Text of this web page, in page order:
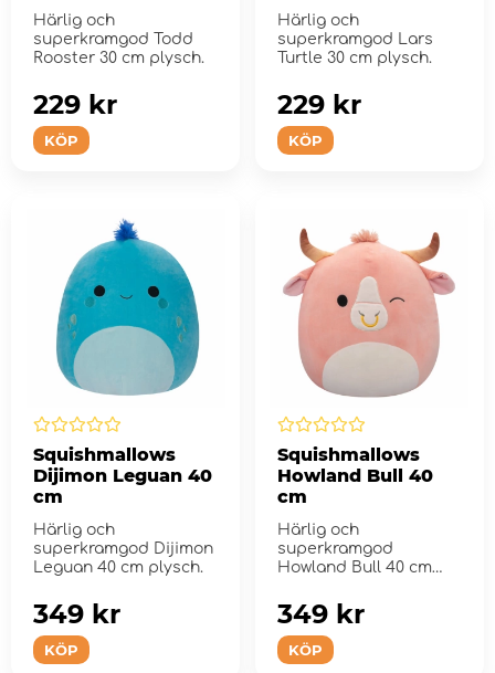
Härlig och
superkramgod Todd
Rooster 30 cm plysch.
KÖP
229 kr
Härlig och
superkramgod Lars
Turtle 30 cm plysch.
KÖP
229 kr
Squishmallows
Dijimon Leguan 40
cm
Härlig och
superkramgod Dijimon
Leguan 40 cm plysch.
KÖP
349 kr
Squishmallows
Howland Bull 40
cm
Härlig och
superkramgod
Howland Bull 40 cm
KÖP
349 kr